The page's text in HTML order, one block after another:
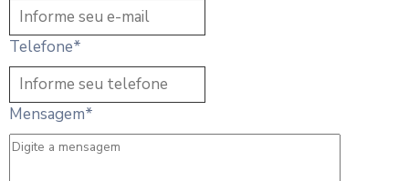
Telefone*
Mensagem*